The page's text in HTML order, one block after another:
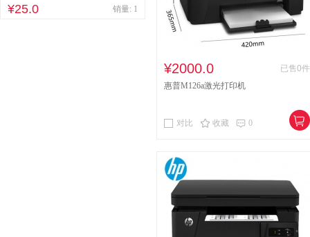
¥25.0 销量: 1
¥2000.0
已售0件
惠普M126a激光打印机
对比 收藏 0